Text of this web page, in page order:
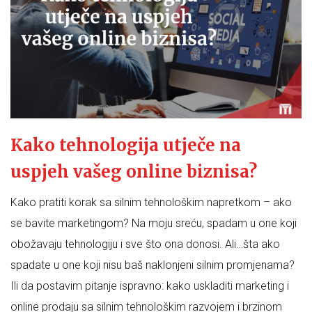
Kako tehnologija utječe na
uspjeh vašeg online biznisa?
Kako pratiti korak sa silnim tehnološkim napretkom – ako
se bavite marketingom? Na moju sreću, spadam u one koji
obožavaju tehnologiju i sve što ona donosi. Ali…šta ako
spadate u one koji nisu baš naklonjeni silnim promjenama?
Ili da postavim pitanje ispravno: kako uskladiti marketing i
online prodaju sa silnim tehnološkim razvojem i brzinom